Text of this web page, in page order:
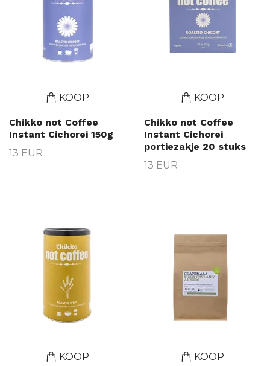
KOOP
Chikko not Coffee
Instant Cichorei 150g
13 EUR
KOOP
Chikko not Coffee
Instant Cichorei
portiezakje 20 stuks
13 EUR
KOOP KOOP